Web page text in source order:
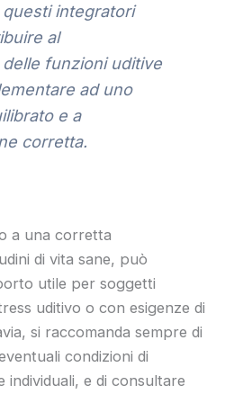
integratori
al
funzioni uditive
ad uno
e a
corretta.
a una corretta
di vita sane, può
utile per soggetti
uditivo o con esigenze di
si raccomanda sempre di
condizioni di
individuali, e di consultare